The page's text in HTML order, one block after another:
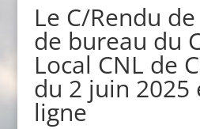
Le C/Rendu
de bureau du
Local CNL de
du 2 juin 2025
ligne